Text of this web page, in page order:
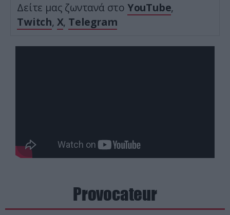
Δείτε μας ζωντανά στο YouTube,
Twitch, X, Telegram
Provocateur